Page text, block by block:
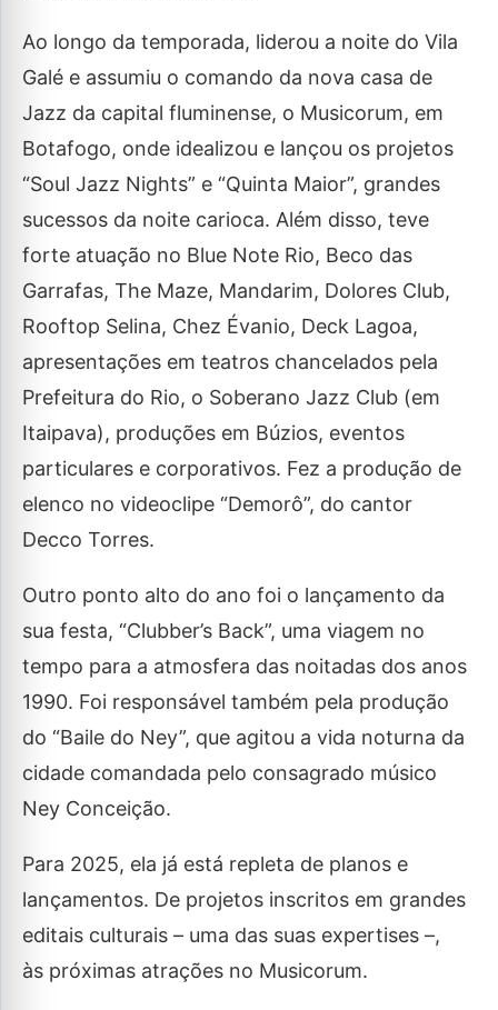
Ao longo da temporada, liderou a noite do Vila
Galé e assumiu o comando da nova casa de
Jazz da capital fluminense, o Musicorum, em
Botafogo, onde idealizou e lançou os projetos
“Soul Jazz Nights” e “Quinta Maior”, grandes
sucessos da noite carioca. Além disso, teve
forte atuação no Blue Note Rio, Beco das
Garrafas, The Maze, Mandarim, Dolores Club,
Rooftop Selina, Chez Évanio, Deck Lagoa,
apresentações em teatros chancelados pela
Prefeitura do Rio, o Soberano Jazz Club (em
Itaipava), produções em Búzios, eventos
particulares e corporativos. Fez a produção de
elenco no videoclipe “Demorô”, do cantor
Decco Torres.
Outro ponto alto do ano foi o lançamento da
sua festa, “Clubber’s Back”, uma viagem no
tempo para a atmosfera das noitadas dos anos
1990. Foi responsável também pela produção
do “Baile do Ney”, que agitou a vida noturna da
cidade comandada pelo consagrado músico
Ney Conceição.
Para 2025, ela já está repleta de planos e
lançamentos. De projetos inscritos em grandes
editais culturais – uma das suas expertises –,
às próximas atrações no Musicorum.